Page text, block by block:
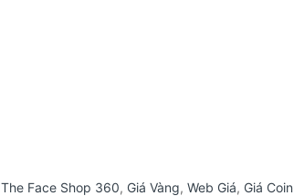
The Face Shop 360, Giá Vàng, Web Giá, Giá Coin